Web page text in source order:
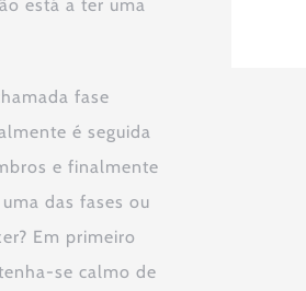
está a ter uma
fase
é seguida
e finalmente
das fases ou
Em primeiro
se calmo de